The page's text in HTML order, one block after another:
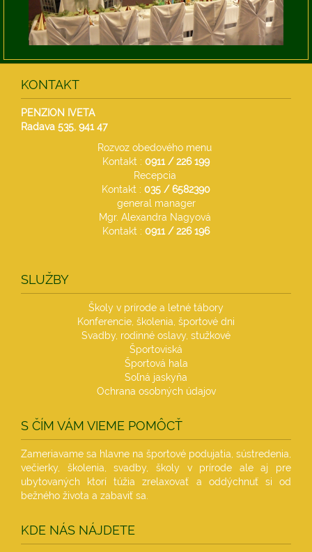
KONTAKT
PENZION IVETA
Radava 535, 941 47
Rozvoz obedového menu
Kontakt : 0911 / 226 199
Recepcia
Kontakt : 035 /6582390
general manager
Mgr. Alexandra Nagyová
Kontakt : 0911 / 226 196
SLUŽBY
Školy v prírode a letné tábory
Konferencie, školenia, športové dni
Svadby, rodinné oslavy, stužkové
Športoviská
Športová hala
Soľná jaskyňa
Ochrana osobných údajov
S ČÍM VÁM VIEME POMÔCŤ
Zameriavame sa hlavne na športové podujatia, sústredenia,
večierky, školenia, svadby, školy v prírode ale aj pre
ubytovaných ktorí túžia zrelaxovať a oddýchnuť si od
bežného života a zabaviť sa.
KDE NÁS NÁJDETE